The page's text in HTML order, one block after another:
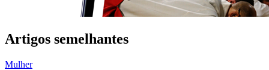
Artigos semelhantes
Mulher